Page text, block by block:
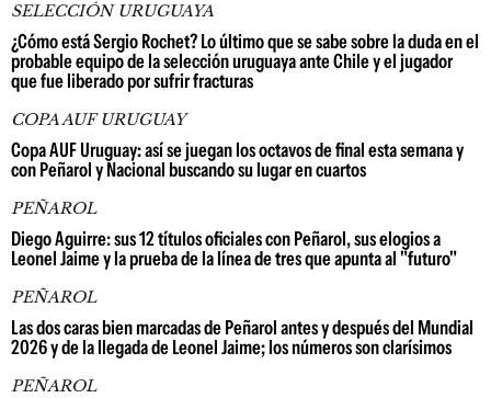
SELECCIÓN URUGUAYA
¿Cómo está Sergio Rochet? Lo último que se sabe sobre la duda en el
probable equipo de la selección uruguaya ante Chile y el jugador
que fue liberado por sufrir fracturas
COPA AUF URUGUAY
Copa AUF Uruguay: así se juegan los octavos de final esta semana y
con Peñarol y Nacional buscando su lugar en cuartos
PEÑAROL
Diego Aguirre: sus 12 títulos oficiales con Peñarol, sus elogios a
Leonel Jaime y la prueba de la línea de tres que apunta al "futuro"
PEÑAROL
Las dos caras bien marcadas de Peñarol antes y después del Mundial
2026 y de la llegada de Leonel Jaime; los números son clarísimos
PEÑAROL